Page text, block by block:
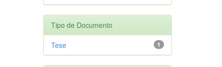
Tipo de Documento
1
Tese